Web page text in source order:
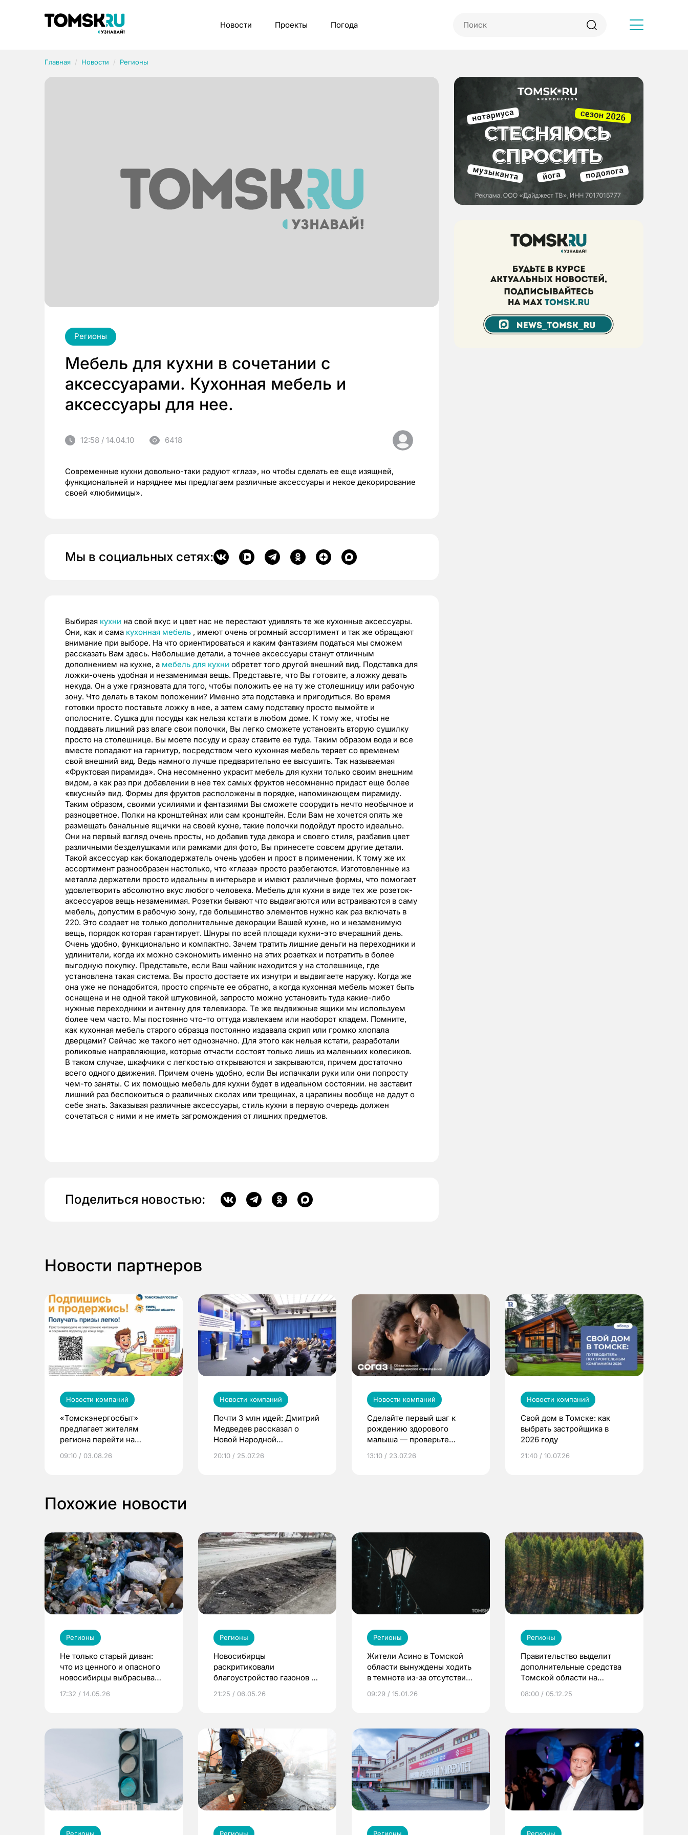
Новости Проекты Погода
Главная Новости Регионы
Регионы
Мебель для кухни в сочетании с
аксессуарами. Кухонная мебель и
аксессуары для нее.
12:58 / 14.04.10 6418
Современные кухни довольно-таки радуют «глаз», но чтобы сделать ее еще изящней,
функциональней и наряднее мы предлагаем различные аксессуары и некое декорирование
своей «любимицы».
Мы в социальных сетях:
Выбирая кухни на свой вкус и цвет нас не перестают удивлять те же кухонные аксессуары.
Они, как и сама кухонная мебель , имеют очень огромный ассортимент и так же обращают
внимание при выборе. На что ориентироваться и каким фантазиям податься мы сможем
рассказать Вам здесь. Небольшие детали, а точнее аксессуары станут отличным
дополнением на кухне, а мебель для кухни обретет того другой внешний вид. Подставка для
ложки-очень удобная и незаменимая вещь. Представьте, что Вы готовите, а ложку девать
некуда. Он а уже грязновата для того, чтобы положить ее на ту же столешницу или рабочую
зону. Что делать в таком положении? Именно эта подставка и пригодиться. Во время
готовки просто поставьте ложку в нее, а затем саму подставку просто вымойте и
ополосните. Сушка для посуды как нельзя кстати в любом доме. К тому же, чтобы не
поддавать лишний раз влаге свои полочки, Вы легко сможете установить вторую сушилку
просто на столешнице. Вы моете посуду и сразу ставите ее туда. Таким образом вода и все
вместе попадают на гарнитур, посредством чего кухонная мебель теряет со временем
свой внешний вид. Ведь намного лучше предварительно ее высушить. Так называемая
«Фруктовая пирамида». Она несомненно украсит мебель для кухни только своим внешним
видом, а как раз при добавлении в нее тех самых фруктов несомненно придаст еще более
«вкусный» вид. Формы для фруктов расположены в порядке, напоминающем пирамиду.
Таким образом, своими усилиями и фантазиями Вы сможете соорудить нечто необычное и
разноцветное. Полки на кронштейнах или сам кронштейн. Если Вам не хочется опять же
размещать банальные ящички на своей кухне, такие полочки подойдут просто идеально.
Они на первый взгляд очень просты, но добавив туда декора и своего стиля, разбавив цвет
различными безделушками или рамками для фото, Вы принесете совсем другие детали.
Такой аксессуар как бокалодержатель очень удобен и прост в применении. К тому же их
ассортимент разнообразен настолько, что «глаза» просто разбегаются. Изготовленные из
металла держатели просто идеальны в интерьере и имеют различные формы, что помогает
удовлетворить абсолютно вкус любого человека. Мебель для кухни в виде тех же розеток-
аксессуаров вещь незаменимая. Розетки бывают что выдвигаются или встраиваются в саму
мебель, допустим в рабочую зону, где большинство элементов нужно как раз включать в
220. Это создает не только дополнительные декорации Вашей кухне, но и незаменимую
вещь, порядок которая гарантирует. Шнуры по всей площади кухни-это вчерашний день.
Очень удобно, функционально и компактно. Зачем тратить лишние деньги на переходники и
удлинители, когда их можно сэкономить именно на этих розетках и потратить в более
выгодную покупку. Представьте, если Ваш чайник находится у на столешнице, где
установлена такая система. Вы просто достаете их изнутри и выдвигаете наружу. Когда же
она уже не понадобится, просто спрячьте ее обратно, а когда кухонная мебель может быть
оснащена и не одной такой штуковиной, запросто можно установить туда какие-либо
нужные переходники и антенну для телевизора. Те же выдвижные ящики мы используем
более чем часто. Мы постоянно что-то оттуда извлекаем или наоборот кладем. Помните,
как кухонная мебель старого образца постоянно издавала скрип или громко хлопала
дверцами? Сейчас же такого нет однозначно. Для этого как нельзя кстати, разработали
роликовые направляющие, которые отчасти состоят только лишь из маленьких колесиков.
В таком случае, шкафчики с легкостью открываются и закрываются, причем достаточно
всего одного движения. Причем очень удобно, если Вы испачкали руки или они попросту
чем-то заняты. С их помощью мебель для кухни будет в идеальном состоянии. не заставит
лишний раз беспокоиться о различных сколах или трещинах, а царапины вообще не дадут о
себе знать. Заказывая различные аксессуары, стиль кухни в первую очередь должен
сочетаться с ними и не иметь загромождения от лишних предметов.
Поделиться новостью:
Новости партнеров
Новости компаний
«Томскэнергосбыт»
предлагает жителям
региона перейти на
выиграть призы
09:10 / 03.08.26
Новости компаний
Почти 3 млн идей: Дмитрий
Медведев рассказал о
Новой Народной
20:10 / 25.07.26
Новости компаний
Сделайте первый шаг к
рождению здорового
малыша — проверьте
по ОМС!
13:10 / 23.07.26
Новости компаний
Свой дом в Томске: как
выбрать застройщика в
2026 году
21:40 / 10.07.26
Похожие новости
Регионы
Не только старый диван:
что из ценного и опасного
новосибирцы выбрасывают
17:32 / 14.05.26
Регионы
Новосибирцы
раскритиковали
благоустройство газонов в
21:25 / 06.05.26
Регионы
Жители Асино в Томской
области вынуждены ходить
в темноте из-за отсутствия
09:29 / 15.01.26
Регионы
Правительство выделит
дополнительные средства
Томской области на
пожаров
08:00 / 05.12.25
Рубрики